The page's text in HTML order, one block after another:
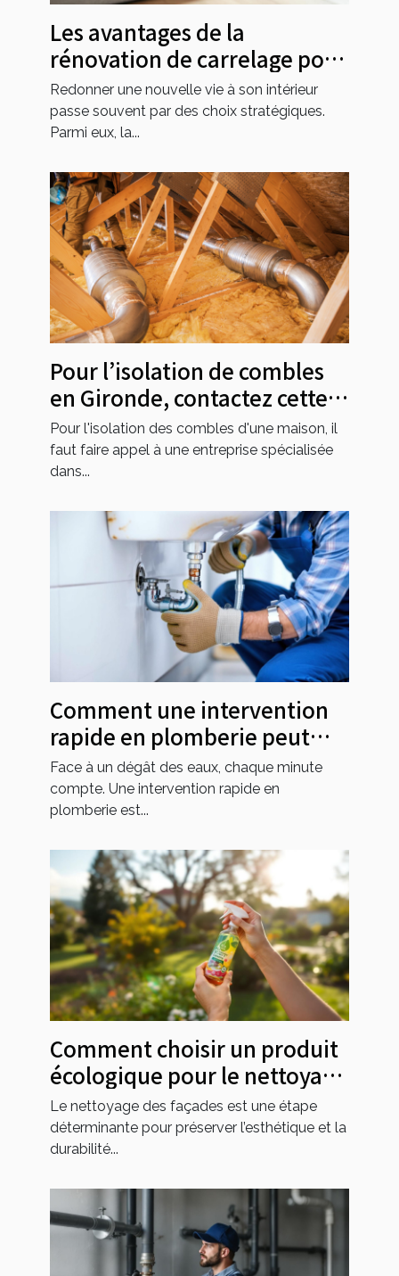
Les avantages de la
rénovation de carrelage pour
valoriser votre intérieur
Redonner une nouvelle vie à son intérieur
passe souvent par des choix stratégiques.
Parmi eux, la...
Pour l’isolation de combles
en Gironde, contactez cette
entreprise !
Pour l'isolation des combles d'une maison, il
faut faire appel à une entreprise spécialisée
dans...
Comment une intervention
rapide en plomberie peut
sauvegarder votre maison ?
Face à un dégât des eaux, chaque minute
compte. Une intervention rapide en
plomberie est...
Comment choisir un produit
écologique pour le nettoyage
de façades ?
Le nettoyage des façades est une étape
déterminante pour préserver l’esthétique et la
durabilité...